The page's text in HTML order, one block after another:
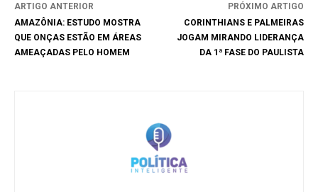
ARTIGO ANTERIOR
AMAZÔNIA: ESTUDO MOSTRA
QUE ONÇAS ESTÃO EM ÁREAS
AMEAÇADAS PELO HOMEM
PRÓXIMO ARTIGO
CORINTHIANS E PALMEIRAS
JOGAM MIRANDO LIDERANÇA
DA 1ª FASE DO PAULISTA